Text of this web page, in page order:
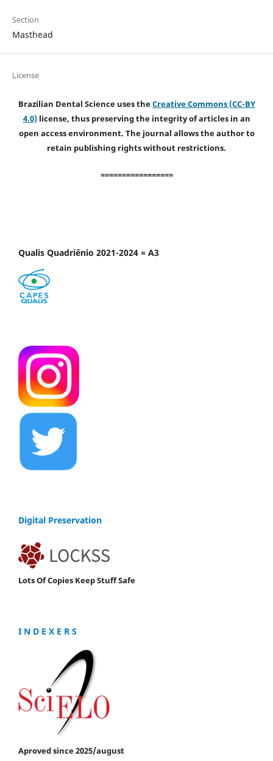
Section
Masthead
License
Brazilian Dental Science uses theCreative Commons (CC-BY
4.0)license, thus preserving the integrity of articles in an
open access environment. The journal allows the author to
retain publishing rights without restrictions.
=================
Qualis Quadriênio 2021-2024 = A3
Digital Preservation
Lots Of Copies Keep Stuff Safe
I N D E X E R S
Aproved since 2025/august